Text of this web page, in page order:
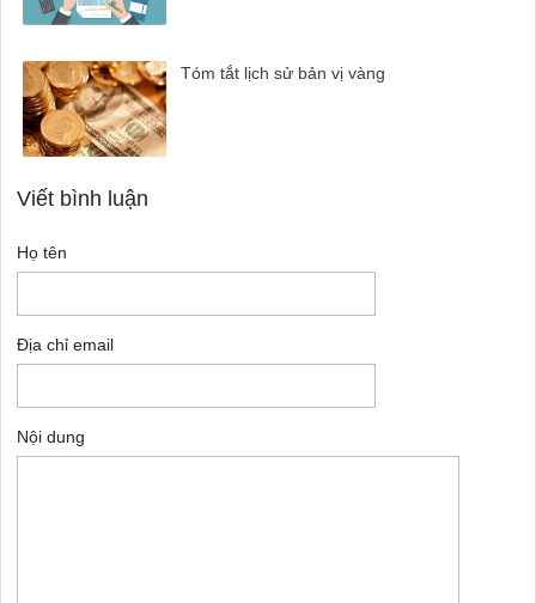
Tóm tắt lịch sử bản vị vàng
Viết bình luận
Họ tên
Địa chỉ email
Nội dung